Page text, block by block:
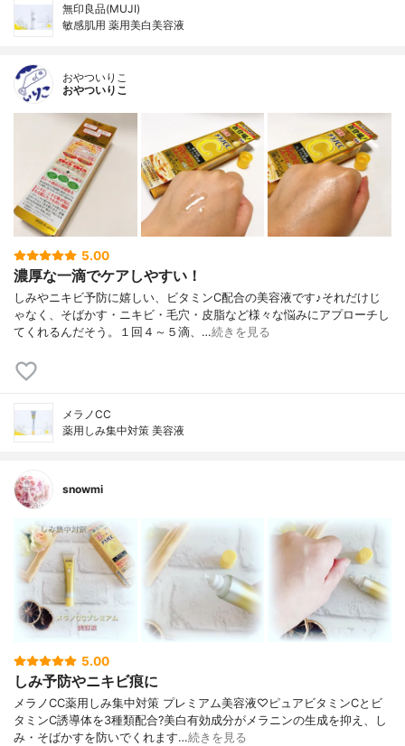
無印良品(MUJI)
敏感肌用 薬用美白美容液
おやついりこ
おやついりこ
5.00
濃厚な一滴でケアしやすい！
しみやニキビ予防に嬉しい、ビタミンC配合の美容液です♪それだけじ
ゃなく、そばかす・ニキビ・毛穴・皮脂など様々な悩みにアプローチし
てくれるんだそう。１回４～５滴、…続きを見る
メラノCC
薬用しみ集中対策 美容液
snowmi
5.00
しみ予防やニキビ痕に
メラノCC薬用しみ集中対策 プレミアム美容液♡ピュアビタミンCとビ
タミンC誘導体を3種類配合?美白有効成分がメラニンの生成を抑え、し
み・そばかすを防いでくれます…続きを見る